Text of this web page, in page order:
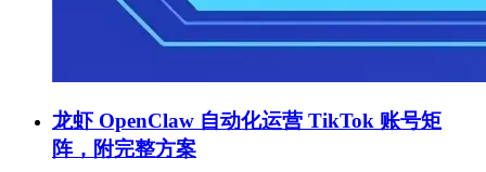
龙虾 OpenClaw 自动化运营 TikTok 账号矩
阵，附完整方案